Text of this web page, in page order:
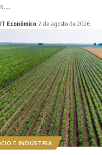
Econômico 2 de agosto de 2026
E INDÚSTRIA